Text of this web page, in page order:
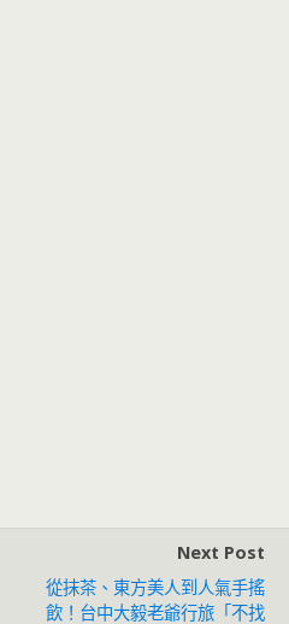
Next Post
從抹茶、東方美人到人氣手搖
飲！台中大毅老爺行旅「不找